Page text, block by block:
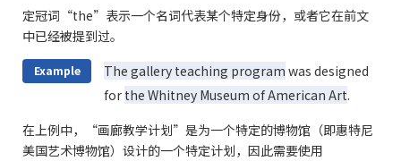
定冠词“the”表示一个名词代表某个特定身份，或者它在前文
中已经被提到过。
Example The gallery teaching program was designed
for the Whitney Museum of American Art.
在上例中，“画廊教学计划”是为一个特定的博物馆（即惠特尼
美国艺术博物馆）设计的一个特定计划，因此需要使用